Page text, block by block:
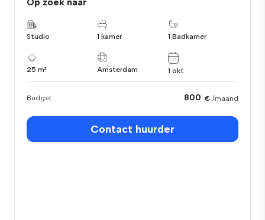
Studio 1 kamer 1 Badkamer
25 m² Amsterdam 1 okt
Budget 800 € /maand
Contact huurder